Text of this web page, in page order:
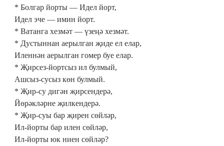
* Болгар йорты — Идел йорт,
Идел эче — имин йорт.
* Ватанга хезмәт — үзеңә хезмәт.
* Дустыннан аерылган җиде ел елар,
Иленнән аерылган гомер буе елар.
* Җирсез-йортсыз ил булмый,
Ашсыз-сусыз көн булмый.
* Җир-су дигән җирсендерә,
Йөрәкләрне җилкендерә.
* Җир-суы бар җирен сөйләр,
Ил-йорты бар илен сөйләр,
Ил-йорты юк ниен сөйләр?